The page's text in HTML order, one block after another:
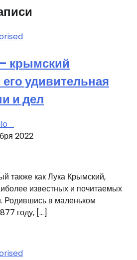
крымский
удивительная
и дел
2022
также как Лука Крымский,
известных и почитаемых
Родившись в маленьком
году, […]